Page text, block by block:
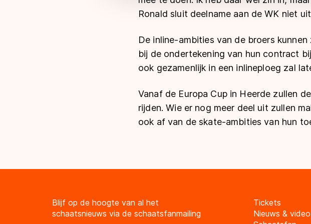
Ronald sluit deelname aan de WK niet
De inline-ambities van de broers
bij de ondertekening van hun contract bij
ook gezamenlijk in een inlineploeg zal
Vanaf de Europa Cup in Heerde zullen
rijden. Wie er nog meer deel uit zullen
ook af van de skate-ambities van hun
Blijf op de hoogte van al het
schaatsnieuws via de schaatsfanmailing
Tickets
Nieuws & video